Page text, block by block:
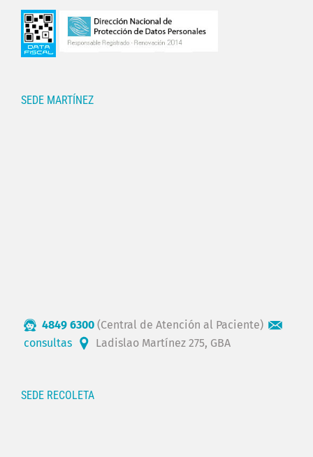
SEDE MARTÍNEZ
4849 6300 (Central de Atención al Paciente)
consultas
Ladislao Martínez 275, GBA
SEDE RECOLETA